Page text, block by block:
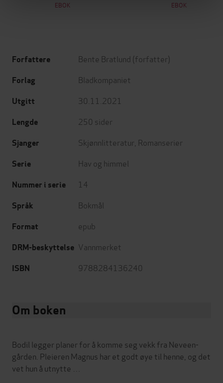
EBOK EBOK
Forfattere Bente Bratlund (forfatter)
Forlag Bladkompaniet
Utgitt 30.11.2021
Lengde 250 sider
Sjanger Skjønnlitteratur Romanserier
Serie Hav og himmel
Nummer i serie 14
Språk Bokmål
Format epub
DRM-beskyttelse Vannmerket
ISBN 9788284136240
Om boken
Bodil legger planer for å komme seg vekk fra Neveen­
gården. Pleieren Magnus har et godt øye til henne, og det
vet hun å utnytte …